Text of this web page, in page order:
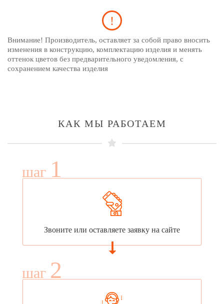
Внимание! Производитель, оставляет за собой право вносить
изменения в конструкцию, комплектацию изделия и менять
оттенок цветов без предварительного уведомления, с
сохранением качества изделия
КАК МЫ РАБОТАЕМ
шаг 1
Звоните или оставляете заявку на сайте
шаг 2